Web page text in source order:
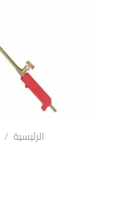
الرئيسية /